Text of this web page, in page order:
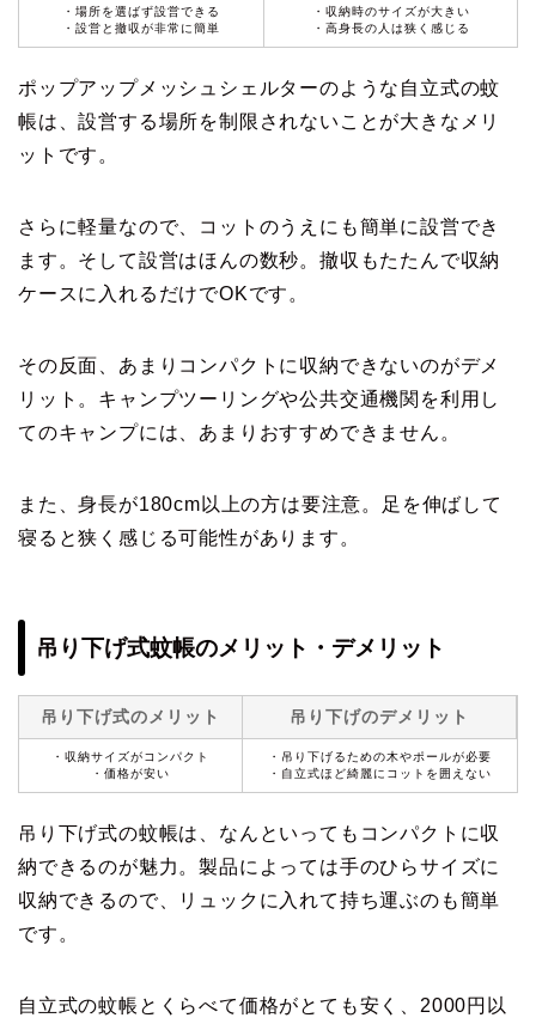
・場所を選ばず設営できる
・設営と撤収が非常に簡単
・収納時のサイズが大きい
・高身長の人は狭く感じる
ポップアップメッシュシェルターのような自立式の蚊
帳は、設営する場所を制限されないことが大きなメリ
ットです。
さらに軽量なので、コットのうえにも簡単に設営でき
ます。そして設営はほんの数秒。撤収もたたんで収納
ケースに入れるだけでOKです。
その反面、あまりコンパクトに収納できないのがデメ
リット。キャンプツーリングや公共交通機関を利用し
てのキャンプには、あまりおすすめできません。
また、身長が180cm以上の方は要注意。足を伸ばして
寝ると狭く感じる可能性があります。
吊り下げ式蚊帳のメリット・デメリット
吊り下げ式のメリット 吊り下げのデメリット
・収納サイズがコンパクト
・価格が安い
・吊り下げるための木やポールが必要
・自立式ほど綺麗にコットを囲えない
吊り下げ式の蚊帳は、なんといってもコンパクトに収
納できるのが魅力。製品によっては手のひらサイズに
収納できるので、リュックに入れて持ち運ぶのも簡単
です。
自立式の蚊帳とくらべて価格がとても安く、2000円以